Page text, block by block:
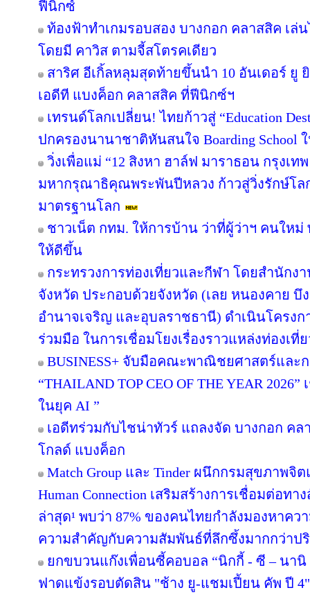
ฟีนิกซ์
ท้องฟ้าทำเกมรอบสอง บางกอก คลาสสิค เล่
โดยมี คาวิส ตามจี้สโตรคเดียว
สาริศ อีเกิ้ลหลุมสุดท้ายขึ้นนำ 10 อันเดอร์ ยู
เอดีที แบงค็อก คลาสสิค ที่ฟีนิกซ์ฯ
เทรนด์โลกเปลี่ยน! ไทยก้าวสู่ “Education
ปกครองนานาชาติหันสนใจ Boarding School
วิ่งเพื่อแม่ “12 สิงหา ฮาล์ฟ มาราธอน กรุงเท
มหากรุณาธิคุณพระพันปีหลวง ก้าวสู่วิ่งรักษ์โ
มาตรฐานโลก
ชาวเน็ต กทม. ให้การบ้าน ว่าที่ผู้ว่าฯ คนให
ให้ดีขึ้น
กระทรวงการท่องเที่ยวและกีฬา โดยสำนักง
จังหวัด ประกอบด้วยจังหวัด (เลย หนองคาย
อำนาจเจริญ และอุบลราชธานี) ดำเนินโครง
ร่วมมือ ในการเชื่อมโยงเรื่องราวแหล่งท่องเที่
BUSINESS+ จับมือคณะพาณิชยศาสตร์และ
“THAILAND TOP CEO OF THE YEAR
ในยุค AI ”
เอดีทร่วมกับไชน่าทัวร์ แถลงจัด บางกอก ค
โกลด์ แบงค็อก
Match Group และ Tinder ผนึกกรมสุขภาพ
Human Connection เสริมสร้างการเชื่อมต่อท
ล่าสุด¹ พบว่า 87% ของคนไทยกำลังมองหาค
ความสำคัญกับความสัมพันธ์ที่ลึกซึ้งมากกว่าป
ยกขบวนแก๊งเพื่อนซี้คอบอล “นิกกี้ - ซี – นานิ
ฟาดแข้งรอบตัดสิน "ช้าง ยู-แชมเปี้ยน คัพ ปี